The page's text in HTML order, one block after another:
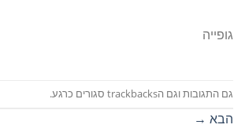
גופייה
גם התגובות וגם הtrackbacks סגורים כרגע.
הבא →